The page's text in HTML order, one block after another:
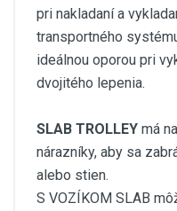
pri nakladaní a
transportného
ideálnou oporou pri
dvojitého lepenia.
SLAB TROLLEY má
nárazníky, aby sa
alebo stien.
S VOZÍKOM SLAB